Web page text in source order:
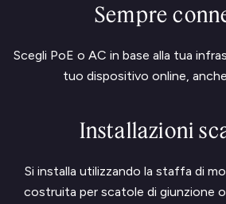
Sempre
Scegli PoE o AC in base alla tua
tuo dispositivo online,
Installazioni
Si installa utilizzando la staffa di
costruita per scatole di giunzione